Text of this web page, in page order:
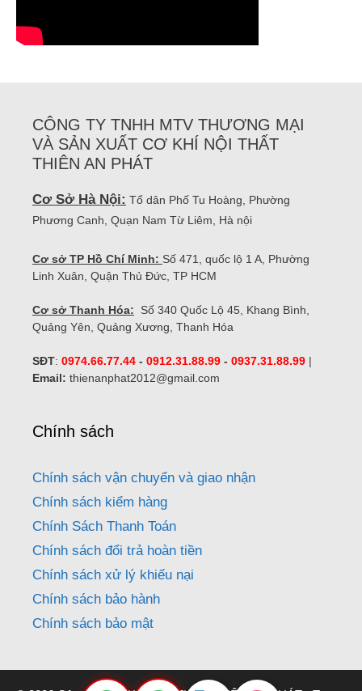
CÔNG TY TNHH MTV THƯƠNG MẠI
VÀ SẢN XUẤT CƠ KHÍ NỘI THẤT
THIÊN AN PHÁT
Cơ Sở Hà Nội: Tổ dân Phố Tu Hoàng, Phường
Phương Canh, Quạn Nam Từ Liêm, Hà nội
Cơ sở TP Hồ Chí Minh: Số 471, quốc lộ 1 A, Phường
Linh Xuân, Quận Thủ Đức, TP HCM
Cơ sở Thanh Hóa: Số 340 Quốc Lộ 45, Khang Bình,
Quảng Yên, Quảng Xương, Thanh Hóa
SĐT: 0974.66.77.44 - 0912.31.88.99 - 0937.31.88.99 |
Email: thienanphat2012@gmail.com
Chính sách
Chính sách vận chuyển và giao nhận
Chính sách kiểm hàng
Chính Sách Thanh Toán
Chính sách đổi trả hoàn tiền
Chính sách xử lý khiếu nại
Chính sách bảo hành
Chính sách bảo mật